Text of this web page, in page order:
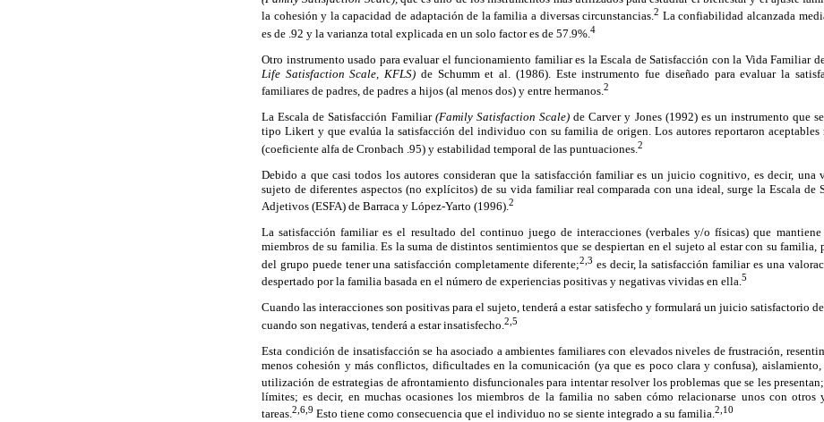
la cohesión y la capacidad de adaptación de la familia a diversas circunstancias.2 La confiabilidad alcanzada
es de .92 y la varianza total explicada en un solo factor es de 57.9%. 4
Otro instrumento usado para evaluar el funcionamiento familiar es la Escala de Satisfacción con la Vida Familiar
Life Satisfaction Scale, KFLS) de Schumm et al. (1986). Este instrumento fue diseñado para evaluar la
familiares de padres, de padres a hijos (al menos dos) y entre hermanos.2
La Escala de Satisfacción Familiar (Family Satisfaction Scale) de Carver y Jones (1992) es un instrumento que
tipo Likert y que evalúa la satisfacción del individuo con su familia de origen. Los autores reportaron
(coeficiente alfa de Cronbach .95) y estabilidad temporal de las puntuaciones. 2
Debido a que casi todos los autores consideran que la satisfacción familiar es un juicio cognitivo, es decir, una
sujeto de diferentes aspectos (no explícitos) de su vida familiar real comparada con una ideal, surge la Escala de
Adjetivos (ESFA) de Barraca y López-Yarto (1996).2
La satisfacción familiar es el resultado del continuo juego de interacciones (verbales y/o físicas) que
miembros de su familia. Es la suma de distintos sentimientos que se despiertan en el sujeto al estar con su familia,
del grupo puede tener una satisfacción completamente diferente;2,3 es decir, la satisfacción familiar es una
despertado por la familia basada en el número de experiencias positivas y negativas vividas en ella.5
Cuando las interacciones son positivas para el sujeto, tenderá a estar satisfecho y formulará un juicio satisfactorio
cuando son negativas, tenderá a estar insatisfecho. 2,5
Esta condición de insatisfacción se ha asociado a ambientes familiares con elevados niveles de frustración,
menos cohesión y más conflictos, dificultades en la comunicación (ya que es poco clara y confusa), aislamiento,
utilización de estrategias de afrontamiento disfuncionales para intentar resolver los problemas que se les presentan;
límites; es decir, en muchas ocasiones los miembros de la familia no saben cómo relacionarse unos con otros
tareas.2,6,9 Esto tiene como consecuencia que el individuo no se siente integrado a su familia.2,10